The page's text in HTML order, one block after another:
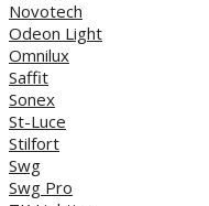
Novotech
Odeon Light
Omnilux
Saffit
Sonex
St-Luce
Stilfort
Swg
Swg Pro